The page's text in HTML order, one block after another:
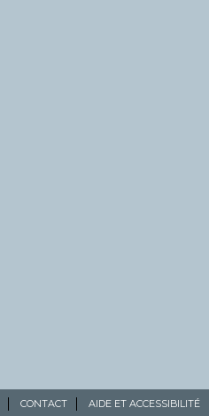
CONTACT AIDE ET ACCESSIBILITÉ